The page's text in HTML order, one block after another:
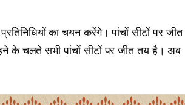
का चयन करेंगे। पांचों सीटों पर जीत
के चलते सभी पांचों सीटों पर जीत तय है। अब